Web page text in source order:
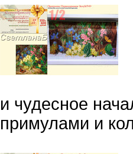
и чудесное
примулами и